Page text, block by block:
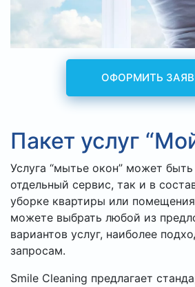
ОФОРМИТЬ
Пакет услуг
Услуга “мытье окон” может быть
отдельный сервис, так и в
уборке квартиры или
можете выбрать любой из
вариантов услуг, наиболее
запросам.
Smile Cleaning предлагает